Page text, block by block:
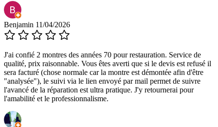
Benjamin 11/04/2026
J'ai confié 2 montres des années 70 pour restauration. Service de
qualité, prix raisonnable. Vous êtes averti que si le devis est refusé il
sera facturé (chose normale car la montre est démontée afin d'être
"analysée"), le suivi via le lien envoyé par mail permet de suivre
l'avancé de la réparation est ultra pratique. J'y retournerai pour
l'amabilité et le professionnalisme.